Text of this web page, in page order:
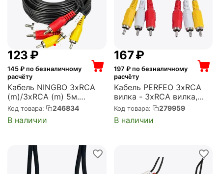
‍123‍ ₽
145 ₽ по безналичному
расчёту
Кабель NINGBO 3хRCA
(m)/3хRCA (m) 5м.
черный (JAAC027-5)
Код товара: 246834
В наличии
‍167‍₽
197 ₽ по безналичному
расчёту
Кабель PERFEO 3xRCA
вилка - 3xRCA вилка,
длина 2 м. (R3101)
Код товара: 279959
В наличии